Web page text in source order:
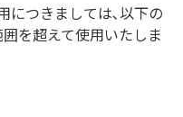
につきましては､以下の
を超えて使用いたしま